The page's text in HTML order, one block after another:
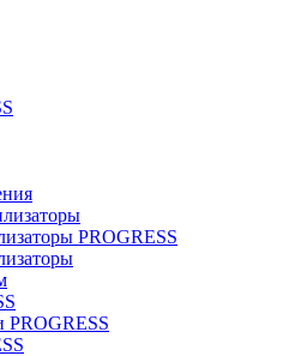
PROGRESS
PROGRESS